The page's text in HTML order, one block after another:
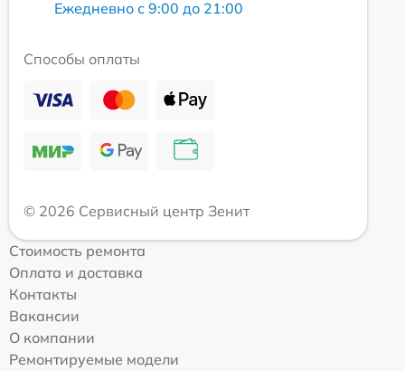
Ежедневно с 9:00 до 21:00
Способы оплаты
© 2026 Сервисный центр Зенит
Стоимость ремонта
Оплата и доставка
Контакты
Вакансии
О компании
Ремонтируемые модели